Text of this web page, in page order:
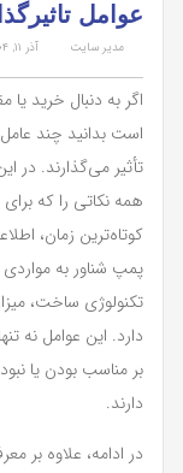
عوامل
مدیر سایت آذر ۱۱, ۱۴۰۴
اگر به دنبال خرید
است بدانید چند
تأثیر می‌گذارند. در
همه نکاتی را که برای
کوتاه‌ترین زمان،
پمپ شناور به
تکنولوژی ساخت،
دارد. این عوامل نه
بر مناسب بودن یا
دارند.
در ادامه، علاوه بر